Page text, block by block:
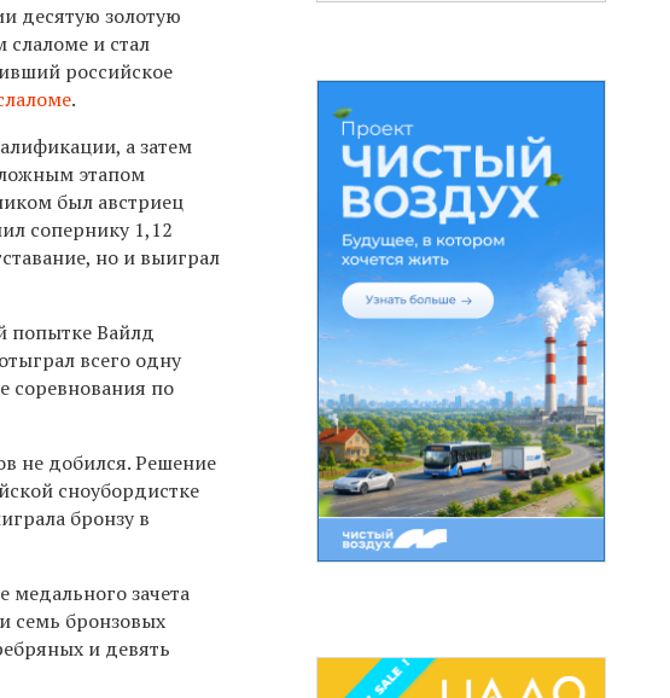
десятую золотую
и стал
российское
.
а затем
этапом
был австриец
сопернику 1,12
но и выиграл
попытке Вайлд
всего одну
соревнования по
не добился. Решение
сноубордистке
бронзу в
медального зачета
семь бронзовых
и девять